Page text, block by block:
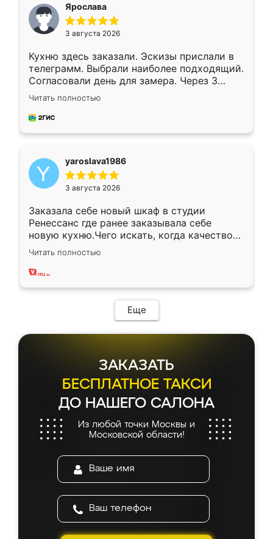
Ярослава
3 августа 2026
Кухню здесь заказали. Эскизы прислали в
телеграмм. Выбрали наиболее подходящий.
Согласовали день для замера. Через 3
недели кухня была уже готова. Остались
довольны работой. Спасибо Ренессанс
мебель за качественную работу!
Читать полностью
yaroslava1986
3 августа 2026
Заказала себе новый шкаф в студии
Ренессанс где ранее заказывала себе
новую кухню.Чего искать, когда качеством
вполне довольна. Служит кухня уже почти
два года, нареканий нет.
Читать полностью
Еще
ЗАКАЗАТЬ
БЕСПЛАТНОЕ ТАКСИ
ДО НАШЕГО САЛОНА
Из любой точки Москвы и
Московской области!